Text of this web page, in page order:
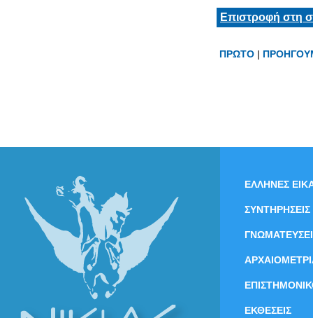
Επιστροφή στη
ΠΡΩΤΟ |
ΕΛΛΗΝΕΣ
ΣΥΝΤΗΡΗΣΕΙΣ
ΕΚΘΕΣΕΙΣ